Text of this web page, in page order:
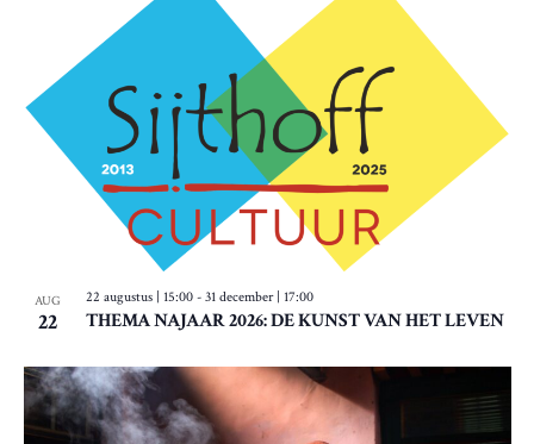
E
N
E
R
V
E
N
I
E
O
AUG
22 THEMA NAJAAR 2026: DE KUNST VAN HET LEVEN
22 augustus | 15:00- 31 december | 17:00